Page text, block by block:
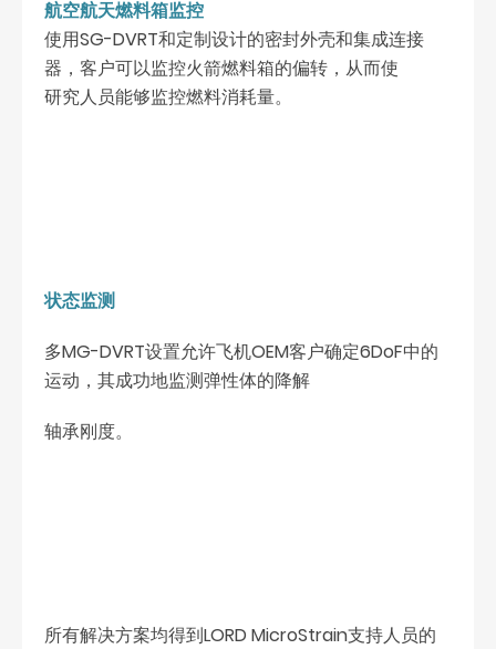
航空航天燃料箱监控
使用SG-DVRT和定制设计的密封外壳和集成连接
器，客户可以监控火箭燃料箱的偏转，从而使
研究人员能够监控燃料消耗量。
状态监测
多MG-DVRT设置允许飞机OEM客户确定6DoF中的
运动，其成功地监测弹性体的降解
轴承刚度。
所有解决方案均得到LORD MicroStrain支持人员的